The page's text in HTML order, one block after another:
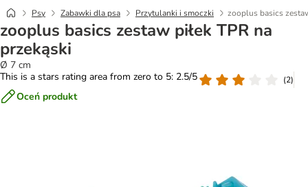
Psy Zabawki dla psa Przytulanki i smoczki zooplus basics
zooplus basics zestaw piłek TPR na
przekąski
Ø 7 cm
This is a stars rating area from zero to 5: 2.5/5
(2)
Oceń produkt